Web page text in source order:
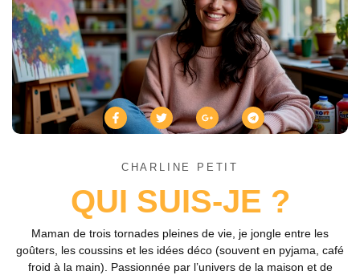
CHARLINE PETIT
QUI SUIS-JE ?
Maman de trois tornades pleines de vie, je jongle entre les
goûters, les coussins et les idées déco (souvent en pyjama, café
froid à la main). Passionnée par l’univers de la maison et de